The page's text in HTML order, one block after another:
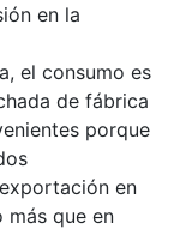
en la
el consumo es
de fábrica
porque
en
más que en